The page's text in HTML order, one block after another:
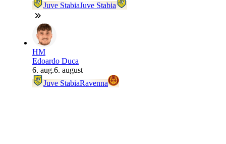
Juve StabiaJuve Stabia
HM
Edoardo Duca
6. aug.6. august
Juve StabiaRavenna